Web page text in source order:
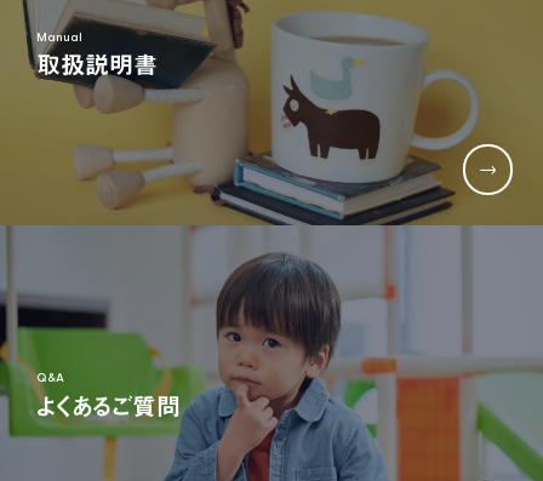
TEL:06-6791-7626
E-mail:info@nonaka-world.co.jp
Manual
取扱説明書
Q&A
よくあるご質問